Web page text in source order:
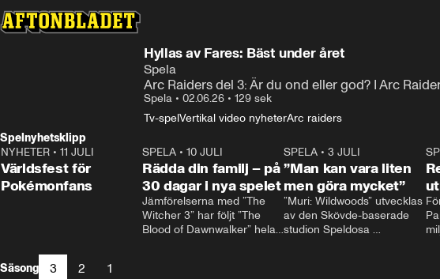
Hyllas av Fares: Bäst under året
Spela
Arc Raiders del 3: Är du ond eller god? I Arc
Spela • 02.06.26 • 129 sek
Tv-spelVertikal video nyheterArc raiders
Spelnyhetsklipp
0:58
NYHETER • 11 JULI
Världsfest för
Pokémonfans
1:54
SPELA •10 JULI
Rädda din familj – på
30 dagar i nya spelet
Jämförelserna med ”The
Witcher 3” har följt ”The
Blood of Dawnwalker” hela
SPELA •3 JULI
”Man kan vara liten
men göra mycket”
”Muri: Wildwoods” utvecklas
av den Skövde-baserade
studion Speldosa
Säsong 3 2 1